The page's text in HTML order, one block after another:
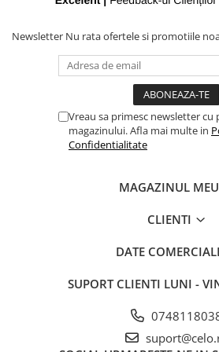
iPhone X
iPhone 8 Plus
iPhone 8
iPhone 7 Plus
iPhone SE 2020 2nd
iPhone 6s Plus
Newsletter Nu rata ofertele si promotiile
Vreau sa primesc newsletter
magazinului. Afla mai multe in
Confidentialitate
MAGAZINUL MEU
CLIENTI
DATE
SUPORT CLIENTI LUNI -